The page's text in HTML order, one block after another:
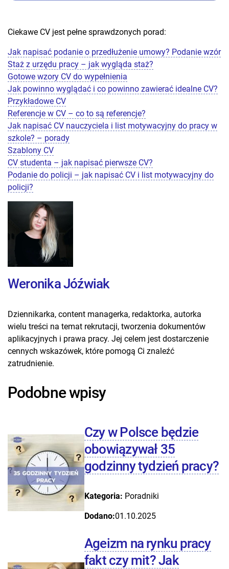
Ciekawe CV jest pełne sprawdzonych porad:
Jak napisać podanie o przedłużenie umowy? Podanie wzór
Staż z urzędu pracy – jak wygląda staż?
Gotowe wzory CV do wypełnienia
Jak powinno wyglądać i co powinno zawierać idealne CV?
Przykładowe CV
Referencje w CV – co to są referencje?
Jak napisać CV nauczyciela i list motywacyjny do pracy w
szkole? – porady
Szablony CV
CV studenta – jak napisać pierwsze CV?
Podanie do policji – jak napisać CV i list motywacyjny do
policji?
Weronika Jóźwiak
Dziennikarka, content managerka, redaktorka, autorka
wielu treści na temat rekrutacji, tworzenia dokumentów
aplikacyjnych i prawa pracy. Jej celem jest dostarczenie
cennych wskazówek, które pomogą Ci znaleźć
zatrudnienie.
Podobne wpisy
Czy w Polsce będzie
obowiązywał 35
godzinny tydzień pracy?
Kategoria: Poradniki
Dodano:01.10.2025
Ageizm na rynku pracy
fakt czy mit? Jak